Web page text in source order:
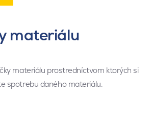
materiálu
materiálu prostredníctvom ktorých si
spotrebu daného materiálu.